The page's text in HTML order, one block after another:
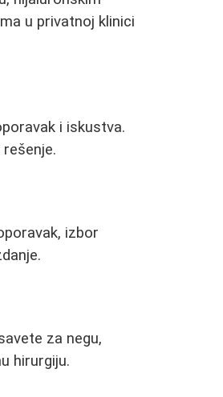
u privatnoj klinici
i iskustva.
izbor
za negu,
hirurgiju.